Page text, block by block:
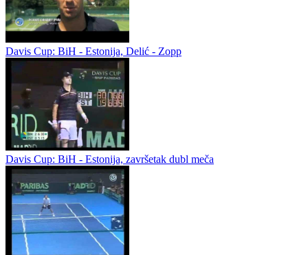
Davis Cup: BiH - Estonija, Delić - Zopp
Davis Cup: BiH - Estonija, završetak dubl meča